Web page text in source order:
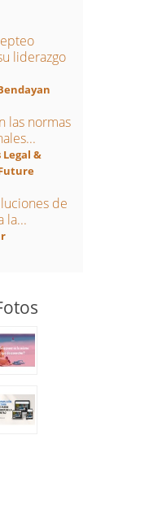
liderazgo
las normas
Legal &
de
la...